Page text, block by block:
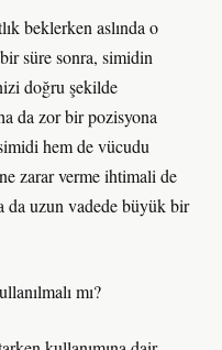
beklerken aslında o
süre sonra, simidin
doğru şekilde
da zor bir pozisyona
hem de vücudu
zarar verme ihtimali de
da uzun vadede büyük bir
mı?